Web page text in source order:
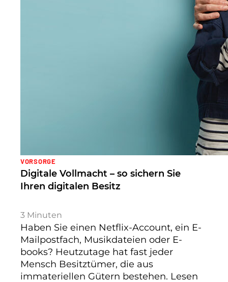
VORSORGE
Digitale Vollmacht – so sichern Sie
Ihren digitalen Besitz
3 Minuten
Haben Sie einen Netflix-Account, ein E-
Mailpostfach, Musikdateien oder E-
books? Heutzutage hat fast jeder
Mensch Besitztümer, die aus
immateriellen Gütern bestehen. Lesen